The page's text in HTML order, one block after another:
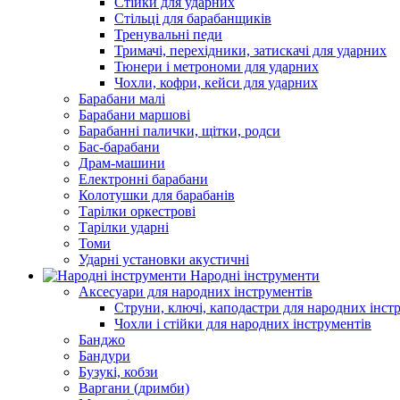
Стільці для барабанщиків
Тренувальні педи
Тримачі, перехідники, затискачі для ударних
Тюнери і метрономи для ударних
Чохли, кофри, кейси для ударних
Барабани малі
Барабани маршові
Барабанні палички, щітки, родси
Бас-барабани
Драм-машини
Електронні барабани
Колотушки для барабанів
Тарілки оркестрові
Тарілки ударні
Томи
Ударні установки акустичні
Народні інструменти
Аксесуари для народних інструментів
Струни, ключі, каподастри для народних
Чохли і стійки для народних інструментів
Банджо
Бандури
Бузукі, кобзи
Варгани (дримби)